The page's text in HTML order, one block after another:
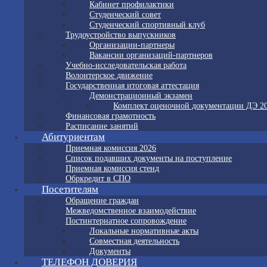
Кабинет профилактики
Студенческий совет
Студенческий спортивный клуб
Трудоустройство выпускников
Организации-партнеры
Вакансии организаций-партнеров
Учебно-исследовательская работа
Волонтерское движение
Государственная итоговая аттестация
Демонстрационный экзамен
Комплект оценочной документации ДЭ
Финансовая грамотность
Расписание занятий
Абитуриентам
Приемная комиссия 2026
Список подавших документы на поступление
Приемная комиссия стенд
Обркредит в СПО
Посетителям
Обращение граждан
Межведомственное взаимодействие
Постинтернатное сопровождение
Локальные нормативные акты
Совместная деятельность
Документы
ТЕЛЕФОН ДОВЕРИЯ